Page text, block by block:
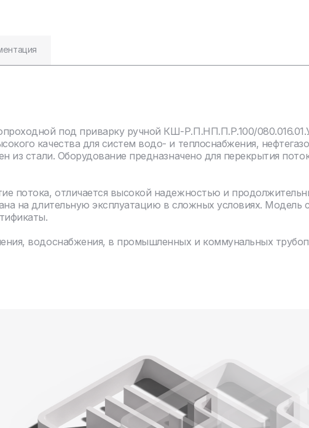
под приварку ручной КШ-Р.П.НП.П.Р.100/
качества для систем водо- и теплоснабжения,
из стали. Оборудование предназначено для перекрытия
потока, отличается высокой надежностью и
на длительную эксплуатацию в сложных условиях. Модель
водоснабжения, в промышленных и коммунальных